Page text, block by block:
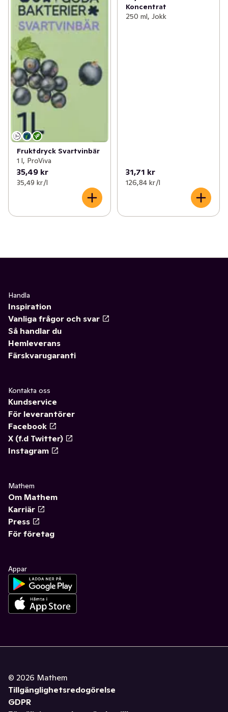
Fruktdryck Svartvinbär
1 l, ProViva
35,49 kr
35,49 kr /l
Koncentrat
250 ml, Jokk
31,71 kr
126,84 kr /l
Handla
Inspiration
Vanliga frågor och svar
Så handlar du
Hemleverans
Färskvarugaranti
Kontakta oss
Kundservice
För leverantörer
Facebook
X (f.d Twitter)
Instagram
Mathem
Om Mathem
Karriär
Press
För företag
Appar
© 2026 Mathem
Tillgänglighetsredogörelse
GDPR